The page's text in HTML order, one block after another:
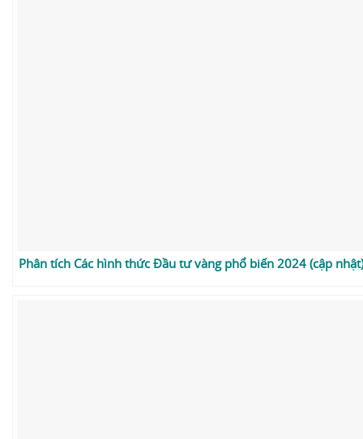
Phân tích Các hình thức Đầu tư vàng phổ biến 2024 (cập nhật)